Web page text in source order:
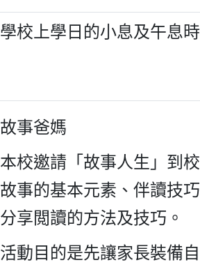
學校上學日的小息及午息
故事爸媽
本校邀請「故事人生」到
故事的基本元素、伴讀技
分享閲讀的方法及技巧。
活動目的是先讓家長裝備